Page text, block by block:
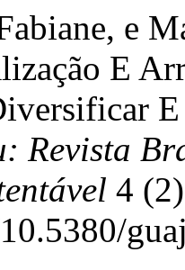
e
E
Revista
4